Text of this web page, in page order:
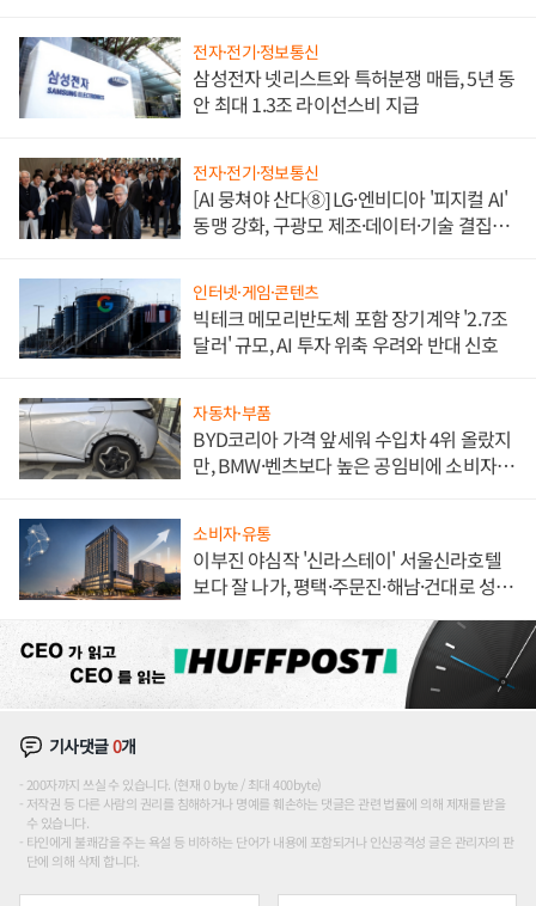
전자·전기·정보통신
삼성전자 넷리스트와 특허분쟁 매듭, 5년 동
안 최대 1.3조 라이선스비 지급
전자·전기·정보통신
[AI 뭉쳐야 산다⑧] LG·엔비디아 '피지컬 AI'
동맹 강화, 구광모 제조·데이터·기술 결집
인터넷·게임·콘텐츠
빅테크 메모리반도체 포함 장기계약 '2.7조
달러' 규모, AI 투자 위축 우려와 반대 신호
자동차·부품
BYD코리아 가격 앞세워 수입차 4위 올랐지
만, BMW·벤츠보다 높은 공임비에 소비자
소비자·유통
이부진 야심작 '신라스테이' 서울신라호텔
보다 잘 나가, 평택·주문진·해남·건대로 성
기사댓글0개
200자까지 쓰실 수 있습니다. (현재 0 byte / 최대 400byte)
저작권 등 다른 사람의 권리를 침해하거나 명예를 훼손하는 댓글은 관련 법률에 의해 제재를 받을
수 있습니다.
타인에게 불쾌감을 주는 욕설 등 비하하는 단어가 내용에 포함되거나 인신공격성 글은 관리자의 판
단에 의해 삭제 합니다.